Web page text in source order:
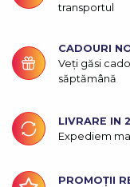
transportul
CADOURI
Veți găsi
săptămână
LIVRARE IN
Expediem
PROMOȚII